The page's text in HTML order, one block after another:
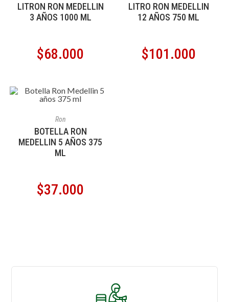
LITRON RON MEDELLIN
3 AÑOS 1000 ML
$68.000
LITRO RON MEDELLIN
12 AÑOS 750 ML
$101.000
Ron
BOTELLA RON
MEDELLIN 5 AÑOS 375
ML
$37.000